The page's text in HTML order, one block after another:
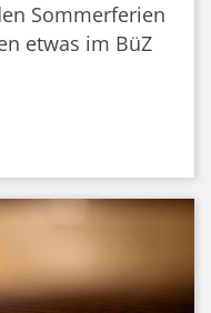
Sommerferien
etwas im BüZ